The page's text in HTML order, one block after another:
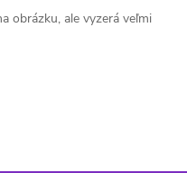
obrázku, ale vyzerá veľmi